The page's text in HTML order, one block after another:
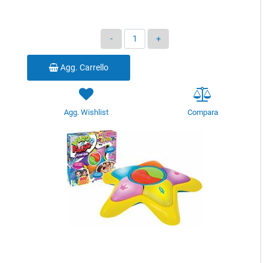
Quantità
Agg. Carrello
Agg. Wishlist Compara